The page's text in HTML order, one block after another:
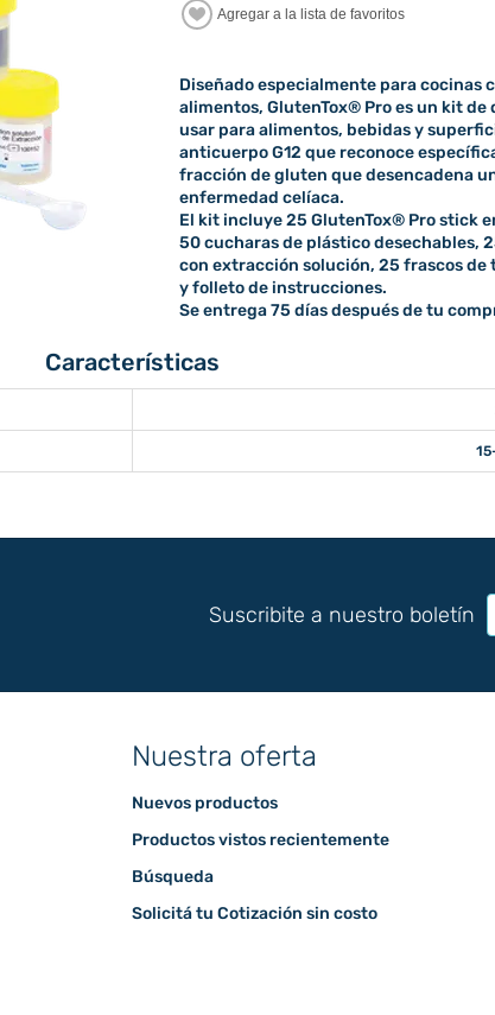
Diseñado especialmente para cocinas
alimentos, GlutenTox® Pro es un kit
usar para alimentos, bebidas y
anticuerpo G12 que reconoce
fracción de gluten que desencadena
enfermedad celíaca.
El kit incluye 25 GlutenTox® Pro stick
50 cucharas de plástico desechables,
con extracción solución, 25 frascos de
y folleto de instrucciones.
Se entrega 75 días después de tu
Características
Suscribite a nuestro boletín
Nuestra oferta
Nuevos productos
Productos vistos recientemente
Búsqueda
Solicitá tu Cotización sin costo